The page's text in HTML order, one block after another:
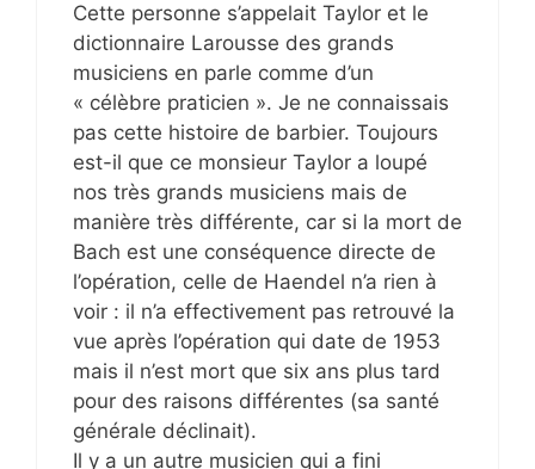
Cette personne s’appelait Taylor et le
dictionnaire Larousse des grands
musiciens en parle comme d’un
« célèbre praticien ». Je ne connaissais
pas cette histoire de barbier. Toujours
est-il que ce monsieur Taylor a loupé
nos très grands musiciens mais de
manière très différente, car si la mort de
Bach est une conséquence directe de
l’opération, celle de Haendel n’a rien à
voir : il n’a effectivement pas retrouvé la
vue après l’opération qui date de 1953
mais il n’est mort que six ans plus tard
pour des raisons différentes (sa santé
générale déclinait).
Il y a un autre musicien qui a fini